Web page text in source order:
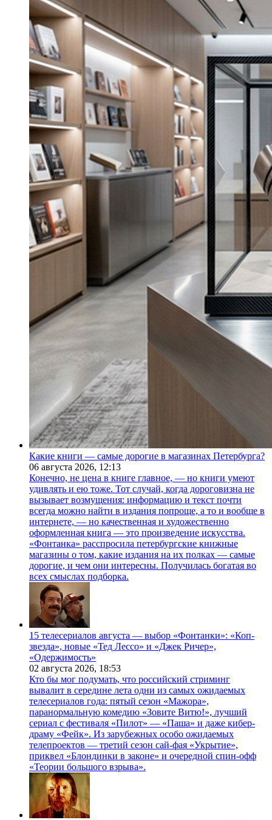
Какие книги — самые дорогие в магазинах Петербурга?
06 августа 2026, 12:13
Конечно, не цена в книге главное, — но книги умеют
удивлять и ею тоже. Тот случай, когда дороговизна не
вызывает возмущения: информацию и текст почти
всегда можно найти в издания попроще, а то и вообще в
интернете, — но качественная и художественно
оформленная книга — это произведение искусства.
«Фонтанка» расспросила петербургские книжные
магазины о том, какие издания на их полках — самые
дорогие, и чем они интересны. Получилась богатая во
всех смыслах подборка.
15 телесериалов августа — выбор «Фонтанки»: «Коп-
звезда», новые «Тед Лессо» и «Джек Ричер»,
«Одержимость»
02 августа 2026, 18:53
Кто бы мог подумать, что российский стриминг
вывалит в середине лета одни из самых ожидаемых
телесериалов года: пятый сезон «Мажора»,
паранормальную комедию «Зовите Витю!», лучший
сериал с фестиваля «Пилот» — «Паша» и даже кибер-
драму «Фейк». Из зарубежных особо ожидаемых
телепроектов — третий сезон сай-фая «Укрытие»,
приквел «Блондинки в законе» и очередной спин-офф
«Теории большого взрыва».